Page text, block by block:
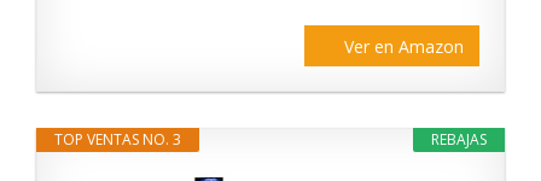
Ver en Amazon
REBAJAS
TOP VENTAS NO. 3